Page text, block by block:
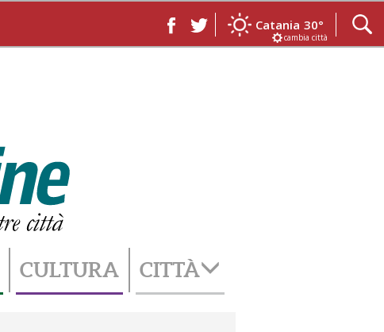
Catania 30°
cambia città
CULTURA CITTÀ